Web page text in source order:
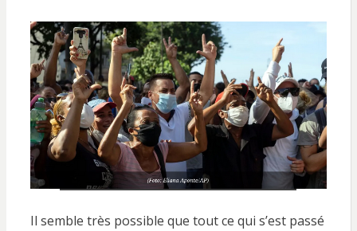
Il semble très possible que tout ce qui s’est passé